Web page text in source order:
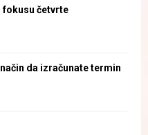
fokusu četvrte
da izračunate termin